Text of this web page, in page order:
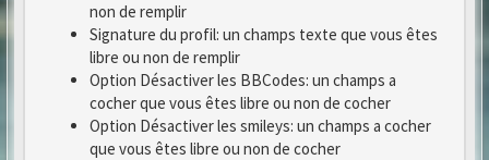
non de remplir
Signature du profil: un champs texte que vous êtes
libre ou non de remplir
Option Désactiver les BBCodes: un champs a
cocher que vous êtes libre ou non de cocher
Option Désactiver les smileys: un champs a cocher
que vous êtes libre ou non de cocher